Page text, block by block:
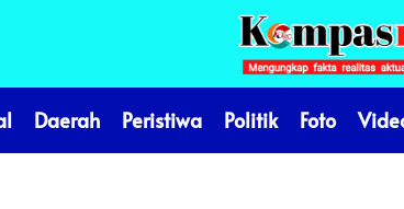
Daerah Peristiwa Politik Foto